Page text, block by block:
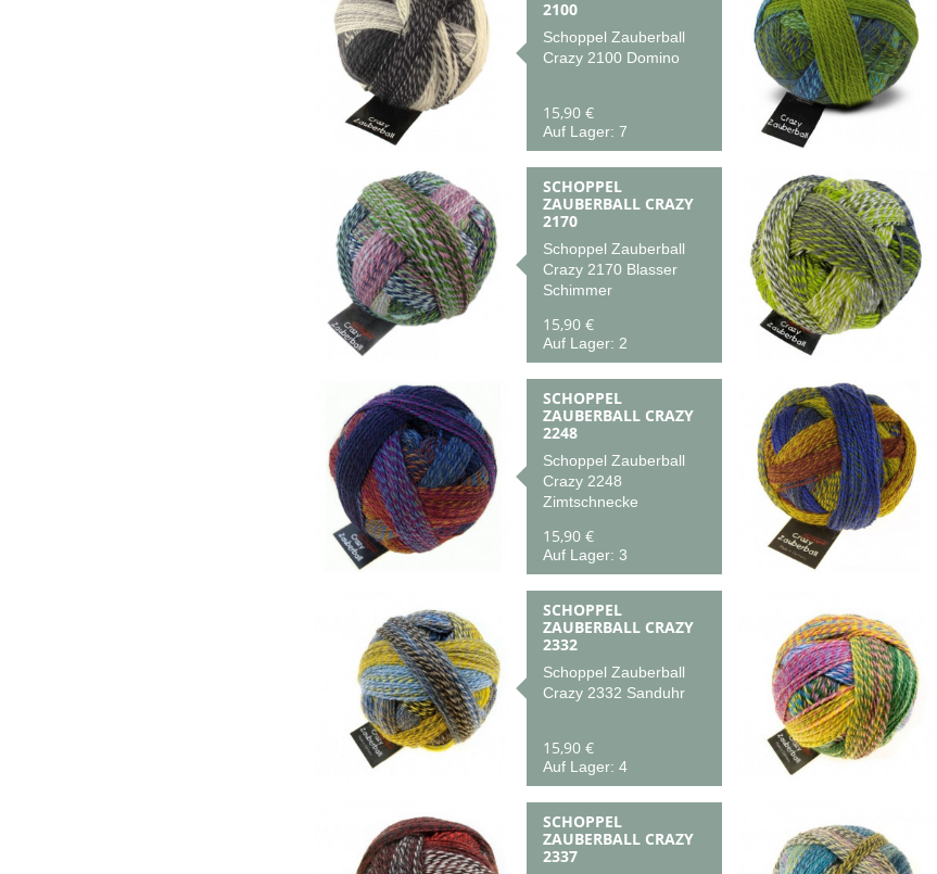
2100
Schoppel Zauberball
Crazy 2100 Domino
15,90 €
Auf Lager: 7
SCHOPPEL
ZAUBERBALL CRAZY
2170
Schoppel Zauberball
Crazy 2170 Blasser
Schimmer
15,90 €
Auf Lager: 2
SCHOPPEL
ZAUBERBALL CRAZY
2248
Schoppel Zauberball
Crazy 2248
Zimtschnecke
15,90 €
Auf Lager: 3
SCHOPPEL
ZAUBERBALL CRAZY
2332
Schoppel Zauberball
Crazy 2332 Sanduhr
15,90 €
Auf Lager: 4
SCHOPPEL
ZAUBERBALL CRAZY
2337